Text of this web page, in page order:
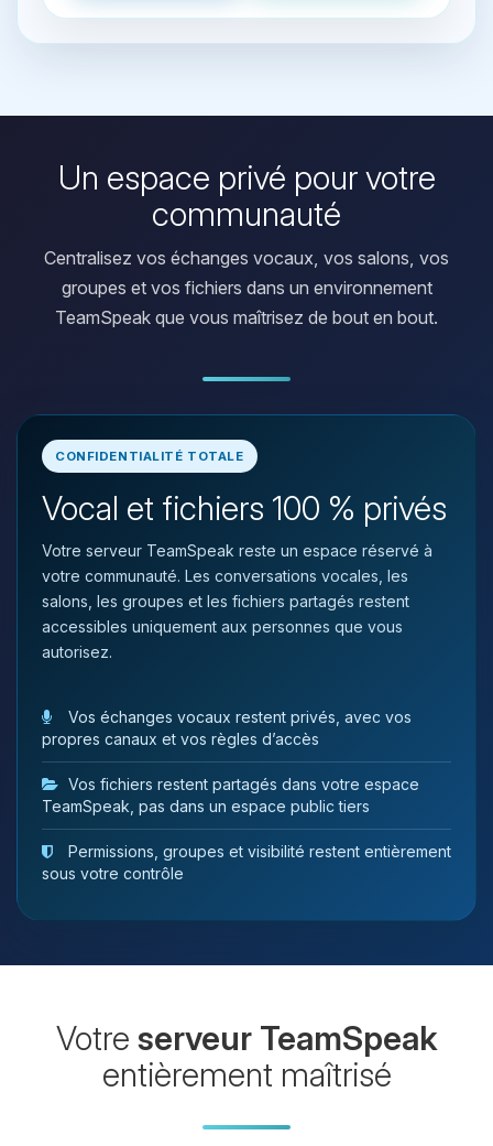
Un espace privé pour votre
communauté
Centralisez vos échanges vocaux, vos salons, vos
groupes et vos fichiers dans un environnement
TeamSpeak que vous maîtrisez de bout en bout.
CONFIDENTIALITÉ TOTALE
Vocal et fichiers 100 % privés
Votre serveur TeamSpeak reste un espace réservé à
votre communauté. Les conversations vocales, les
salons, les groupes et les fichiers partagés restent
accessibles uniquement aux personnes que vous
autorisez.
Vos échanges vocaux restent privés, avec vos
propres canaux et vos règles d’accès
Vos fichiers restent partagés dans votre espace
TeamSpeak, pas dans un espace public tiers
Permissions, groupes et visibilité restent entièrement
sous votre contrôle
Votre serveur TeamSpeak
entièrement maîtrisé
Youpi, enfin quelqu’un pour me
parler ! Moi c’est Choupy, ton petit
tu as besoin et je vais remuer mes
08/08/2026 à 21:31